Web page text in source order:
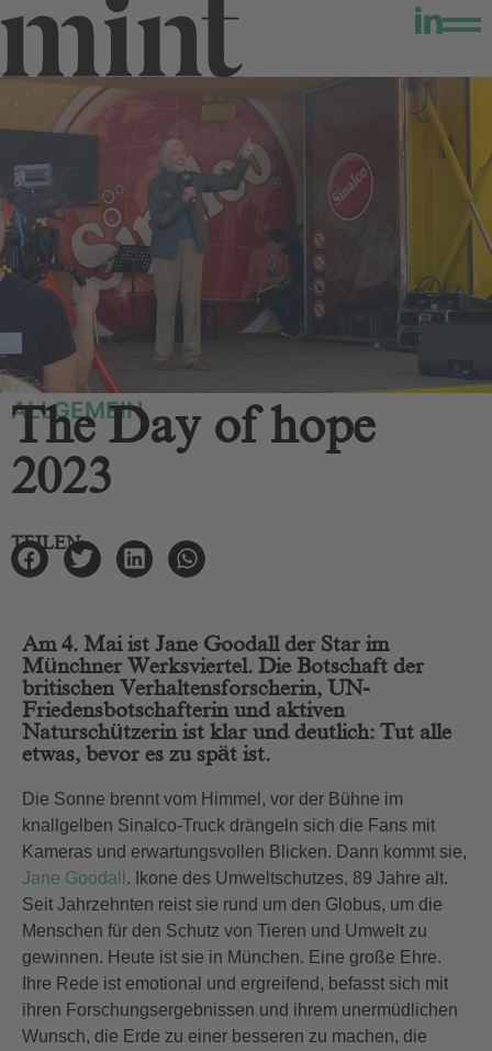
ALLGEMEIN
The Day of hope
2023
TEILEN
Am 4. Mai ist Jane Goodall der Star im
Münchner Werksviertel. Die Botschaft der
britischen Verhaltensforscherin, UN-
Friedensbotschafterin und aktiven
Naturschützerin ist klar und deutlich: Tut alle
etwas, bevor es zu spät ist.
Die Sonne brennt vom Himmel, vor der Bühne im
knallgelben Sinalco-Truck drängeln sich die Fans mit
Kameras und erwartungsvollen Blicken. Dann kommt sie,
Jane Goodall . Ikone des Umweltschutzes, 89 Jahre alt.
Seit Jahrzehnten reist sie rund um den Globus, um die
Menschen für den Schutz von Tieren und Umwelt zu
gewinnen. Heute ist sie in München. Eine große Ehre.
Ihre Rede ist emotional und ergreifend, befasst sich mit
ihren Forschungsergebnissen und ihrem unermüdlichen
Wunsch, die Erde zu einer besseren zu machen, die